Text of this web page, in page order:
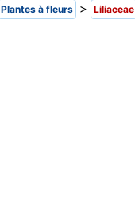
Plantes à fleurs > Liliaceae